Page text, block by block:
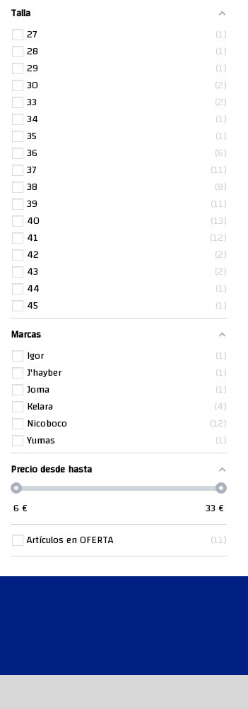
Talla
27
1
28
1
29
1
30
2
33
2
34
1
35
1
36
6
37
11
38
8
39
11
40
13
41
12
42
2
43
2
44
1
45
1
Marcas
Igor
1
J'hayber
1
Joma
1
Kelara
4
Nicoboco
12
Yumas
1
Precio desde hasta
6€ 33€
Artículos en OFERTA
11